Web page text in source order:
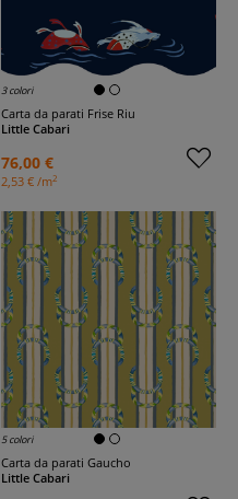
3 colori
Carta da parati Frise Riu
Little Cabari
76,00 €
2,53 € /m2
5 colori
Carta da parati Gaucho
Little Cabari